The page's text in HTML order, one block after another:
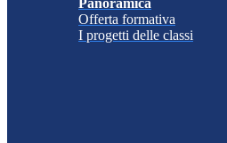
Panoramica
Offerta formativa
I progetti delle classi